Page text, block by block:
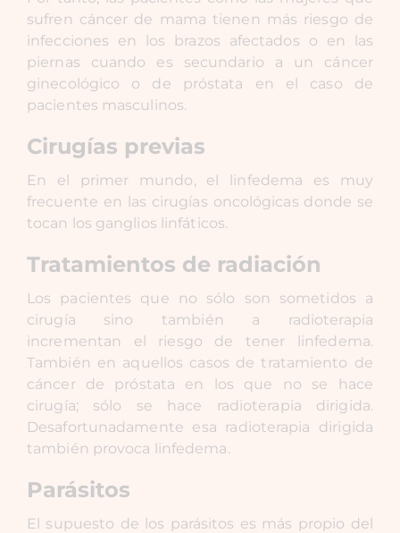
sufren cáncer de mama tienen más riesgo de
infecciones en los brazos afectados o en las
piernas cuando es secundario a un cáncer
ginecológico o de próstata en el caso de
pacientes masculinos.
Cirugías previas
En el primer mundo, el linfedema es muy
frecuente en las cirugías oncológicas donde se
tocan los ganglios linfáticos.
Tratamientos de radiación
Los pacientes que no sólo son sometidos a
cirugía sino también a radioterapia
incrementan el riesgo de tener linfedema.
También en aquellos casos de tratamiento de
cáncer de próstata en los que no se hace
cirugía; sólo se hace radioterapia dirigida.
Desafortunadamente esa radioterapia dirigida
también provoca linfedema.
Parásitos
El supuesto de los parásitos es más propio del